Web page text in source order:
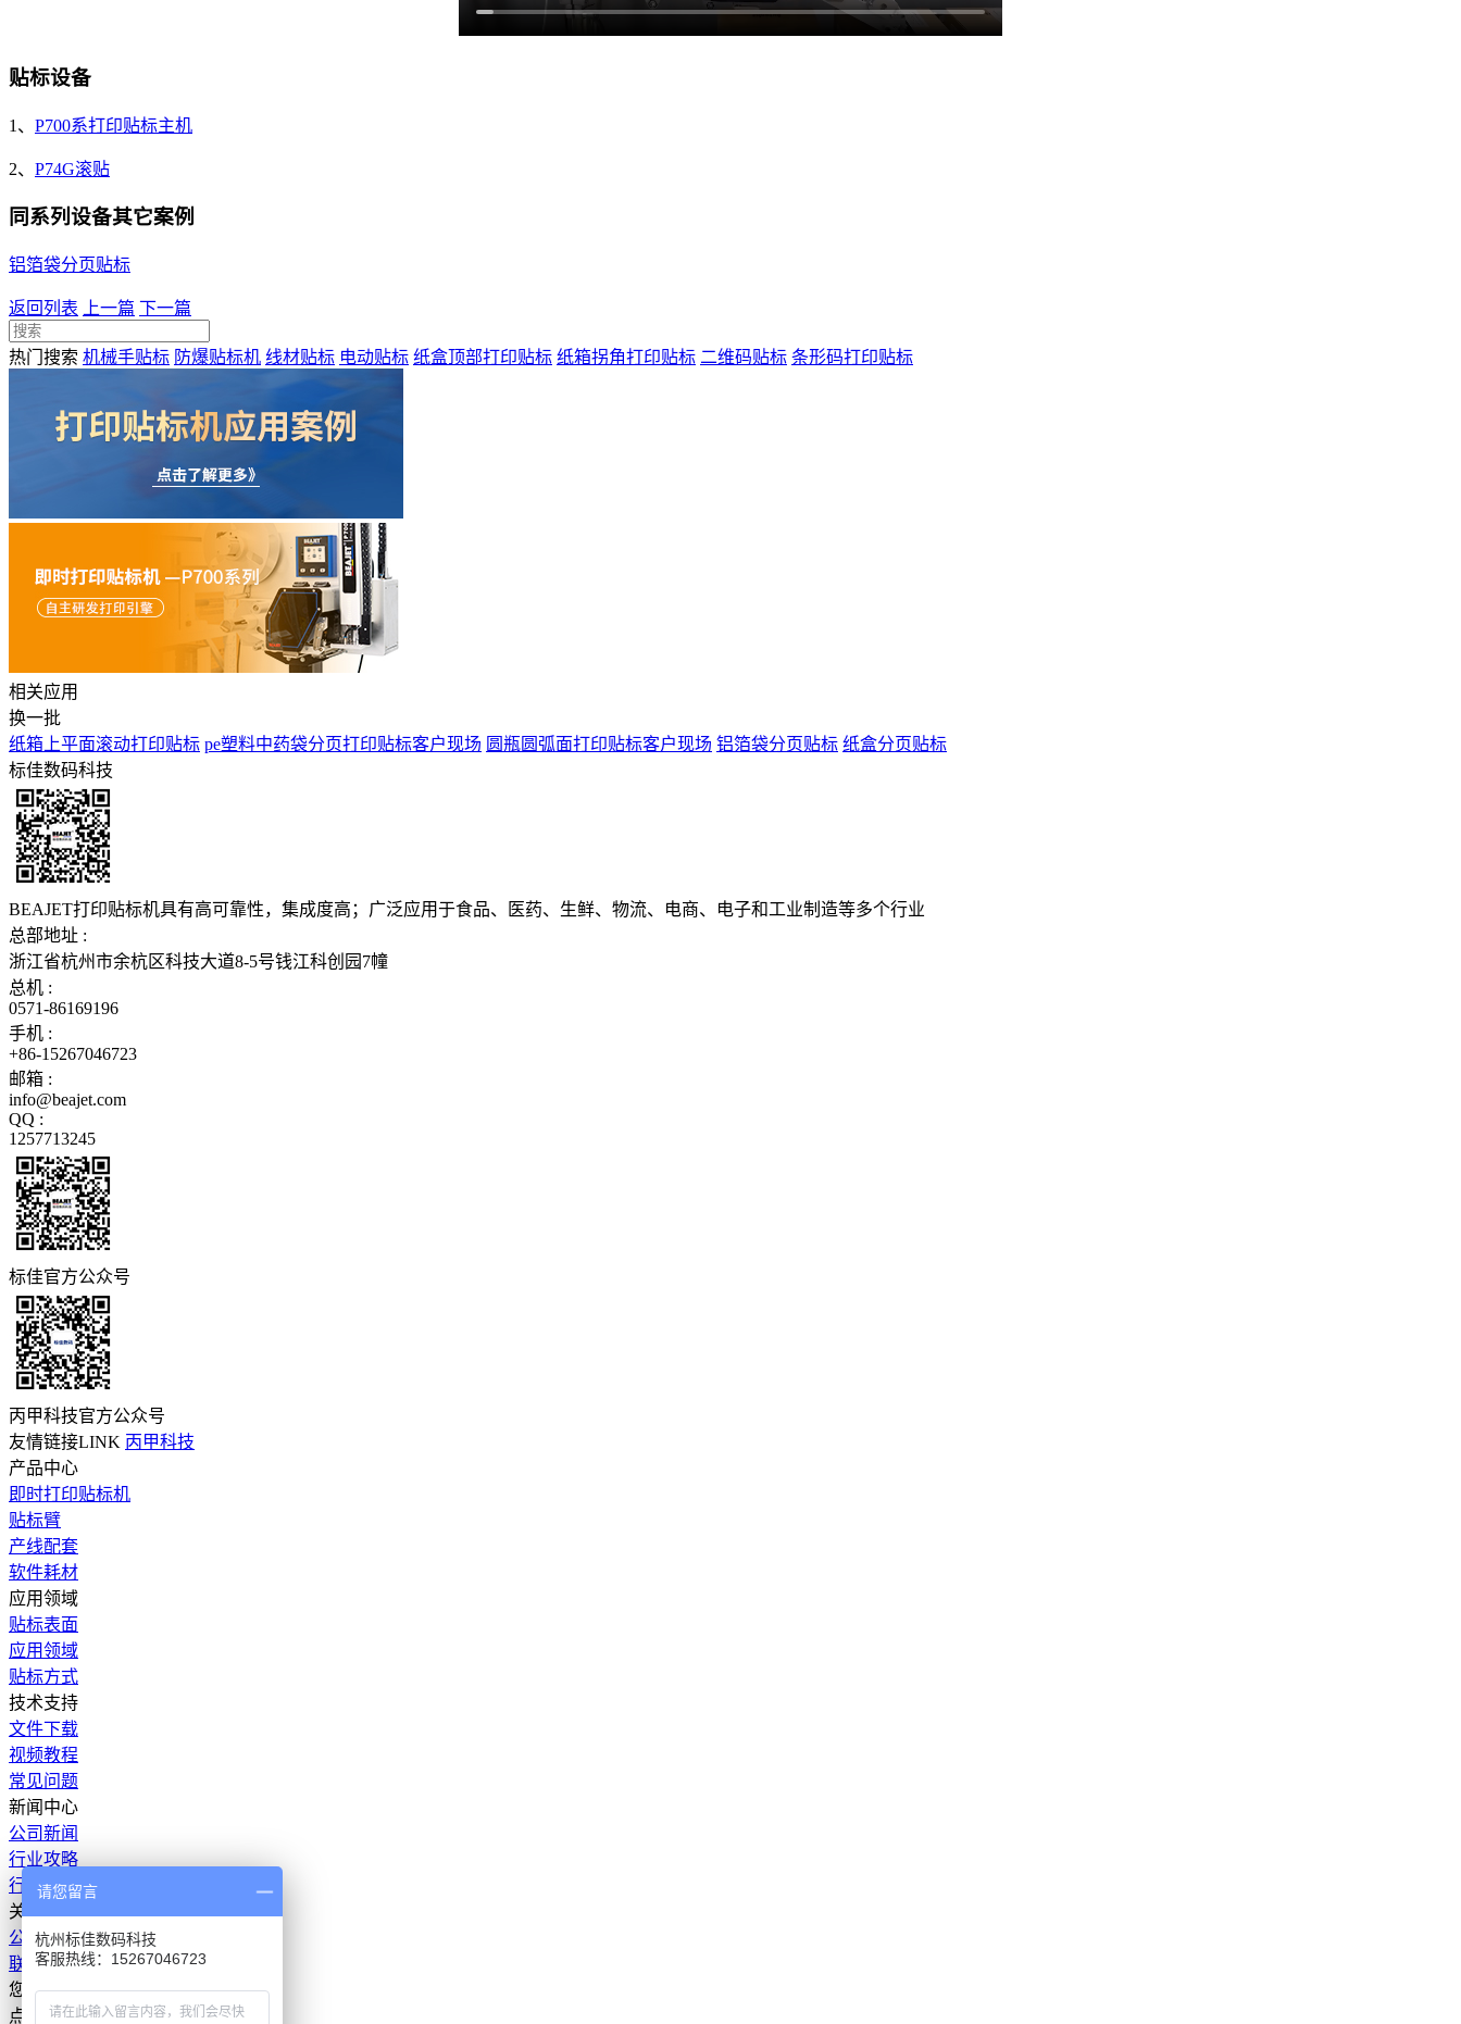
贴标设备
1、 P700系打印贴标主机
2、 P74G滚贴
同系列设备其它案例
铝箔袋分页贴标
返回列表 上一篇 下一篇
热门搜索 机械手贴标 防爆贴标机 线材贴标 电动贴标 纸盒顶部打印贴标 纸箱拐角打印贴标 二维码贴标 条形码打印贴标
相关应用
换一批
纸箱上平面滚动打印贴标 pe塑料中药袋分页打印贴标客户现场 圆瓶圆弧面打印贴标客户现场 铝箔袋分页贴标 纸盒分页贴标
标佳数码科技
BEAJET打印贴标机具有高可靠性，集成度高；广泛应用于食品、医药、生鲜、物流、电商、电子和工业制造等多个行业
总部地址 :
浙江省杭州市余杭区科技大道8-5号钱江科创园7幢
总机 :
0571-86169196
手机 :
+86-15267046723
邮箱 :
info@beajet.com
QQ :
1257713245
标佳官方公众号
丙甲科技官方公众号
友情链接LINK 丙甲科技
产品中心
即时打印贴标机
贴标臂
产线配套
软件耗材
应用领域
贴标表面
应用领域
贴标方式
技术支持
文件下载
视频教程
常见问题
新闻中心
公司新闻
行业攻略
行业资讯
关于我们
公司介绍
联系我们
您有任何问题
点击下方按钮,与我们取得联系。
请您留言
杭州标佳数码科技
客服热线：15267046723